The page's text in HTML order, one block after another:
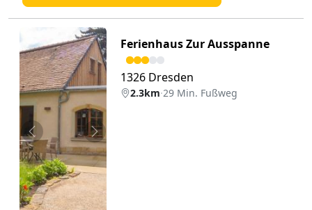
Zurück Weiter
Ferienhaus Zur Ausspanne
1326 Dresden
2.3km·29 Min. Fußweg